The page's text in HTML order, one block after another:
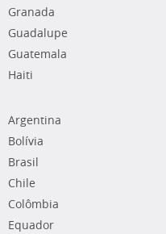
Granada
Guadalupe
Guatemala
Haiti
Argentina
Bolívia
Brasil
Chile
Colômbia
Equador